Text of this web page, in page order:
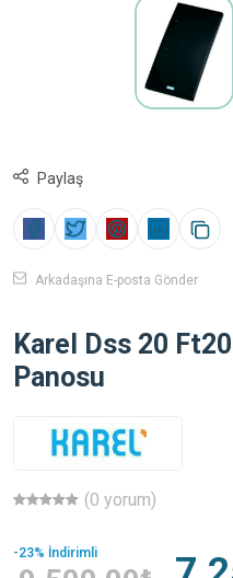
Paylaş
Arkadaşına E-posta Gönder
Karel Dss 20
Panosu
(0 yorum)
-23% İndirimli